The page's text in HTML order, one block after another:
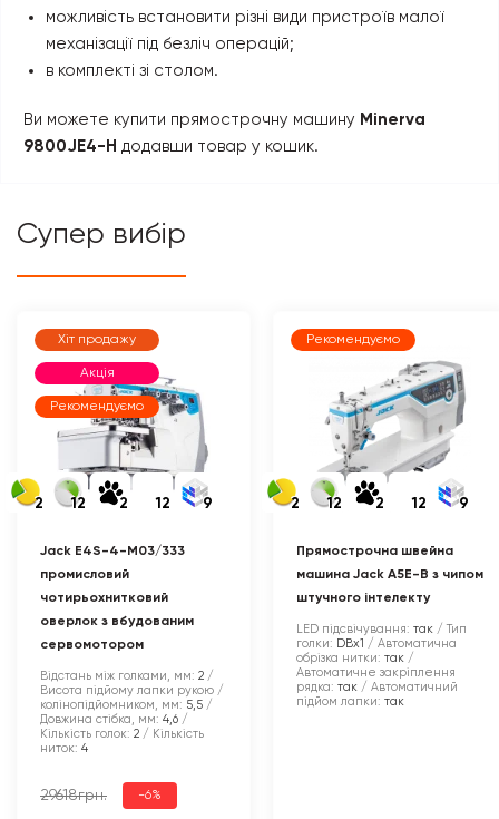
можливість встановити різні види пристроїв малої
механізації під безліч операцій;
в комплекті зі столом.
Ви можете купити прямострочну машину Minerva
9800JE4-H додавши товар у кошик.
Супер вибір
Хіт продажу
Акція
Рекомендуємо
2 12 2 12 9
Jack E4S-4-M03/333
промисловий
чотирьохнитковий
оверлок з вбудованим
сервомотором
Відстань між голками, мм: 2
Висота підйому лапки рукою /
колінопідйомником, мм: 5,5
Довжина стібка, мм: 4,6
Кількість голок: 2
Кількість
ниток: 4
29618грн. -6%
Рекомендуємо
2 12 2 12 9
Прямострочна швейна
машина Jack A5E-B з чипом
штучного інтелекту
LED підсвічування: так
Тип
голки: DBx1
Автоматична
обрізка нитки: так
Автоматичне закріплення
рядка: так
Автоматичний
підйом лапки: так